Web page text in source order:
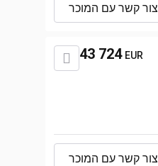
צור קשר עם המוכר
43 724 EUR
צור קשר עם המוכר